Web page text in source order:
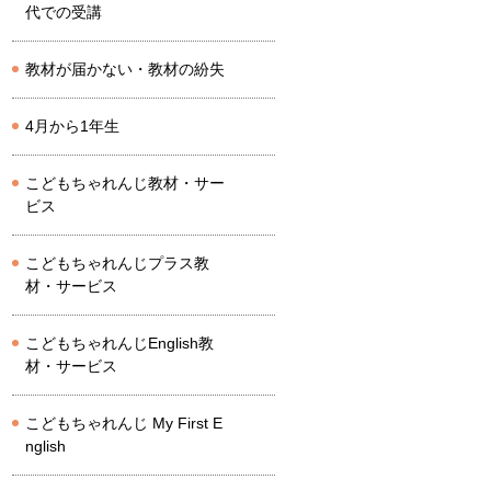
代での受講
教材が届かない・教材の紛失
4月から1年生
こどもちゃれんじ教材・サー
ビス
こどもちゃれんじプラス教
材・サービス
こどもちゃれんじEnglish教
材・サービス
こどもちゃれんじ My First E
nglish